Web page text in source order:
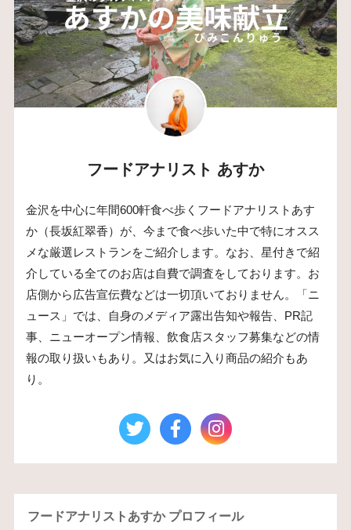
フードアナリスト あすか
金沢を中心に年間600軒食べ歩くフードアナリストあす
か（長坂紅翠香）が、今まで食べ歩いた中で特にオスス
メな厳選レストランをご紹介します。なお、星付きで紹
介している全てのお店は自費で調査をしております。お
店側から広告宣伝費などは一切頂いておりません。「ニ
ュース」では、自身のメディア露出告知や報告、PR記
事、ニューオープン情報、飲食店スタッフ募集などの情
報の取り扱いもあり。又はお気に入り商品の紹介もあ
り。
フードアナリストあすか プロフィール